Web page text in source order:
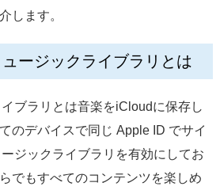
します。
ージックライブラリとは
ブラリとは音楽をiCloudに保存し
のデバイスで同じ Apple ID でサイ
ジックライブラリを有効にしてお
でもすべてのコンテンツを楽しめ